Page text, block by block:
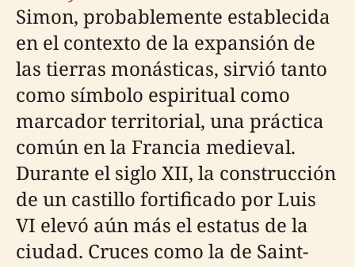
Simon, probablemente establecida
en el contexto de la expansión de
las tierras monásticas, sirvió tanto
como símbolo espiritual como
marcador territorial, una práctica
común en la Francia medieval.
Durante el siglo XII, la construcción
de un castillo fortificado por Luis
VI elevó aún más el estatus de la
ciudad. Cruces como la de Saint-